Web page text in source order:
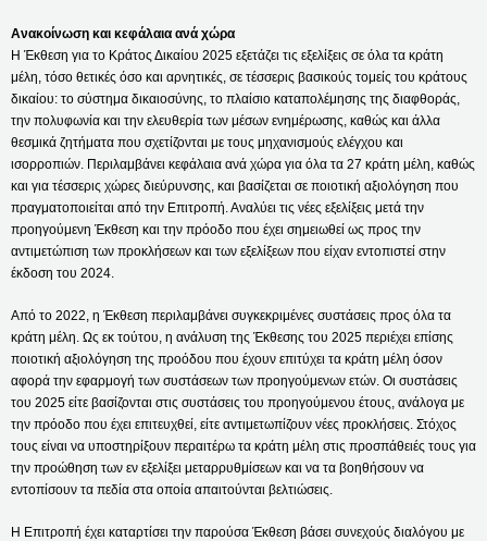
Ανακοίνωση και κεφάλαια ανά χώρα
Η Έκθεση για το Κράτος Δικαίου 2025 εξετάζει τις εξελίξεις σε όλα τα κράτη
μέλη, τόσο θετικές όσο και αρνητικές, σε τέσσερις βασικούς τομείς του κράτους
δικαίου: το σύστημα δικαιοσύνης, το πλαίσιο καταπολέμησης της διαφθοράς,
την πολυφωνία και την ελευθερία των μέσων ενημέρωσης, καθώς και άλλα
θεσμικά ζητήματα που σχετίζονται με τους μηχανισμούς ελέγχου και
ισορροπιών. Περιλαμβάνει κεφάλαια ανά χώρα για όλα τα 27 κράτη μέλη, καθώς
και για τέσσερις χώρες διεύρυνσης, και βασίζεται σε ποιοτική αξιολόγηση που
πραγματοποιείται από την Επιτροπή. Αναλύει τις νέες εξελίξεις μετά την
προηγούμενη Έκθεση και την πρόοδο που έχει σημειωθεί ως προς την
αντιμετώπιση των προκλήσεων και των εξελίξεων που είχαν εντοπιστεί στην
έκδοση του 2024.
Από το 2022, η Έκθεση περιλαμβάνει συγκεκριμένες συστάσεις προς όλα τα
κράτη μέλη. Ως εκ τούτου, η ανάλυση της Έκθεσης του 2025 περιέχει επίσης
ποιοτική αξιολόγηση της προόδου που έχουν επιτύχει τα κράτη μέλη όσον
αφορά την εφαρμογή των συστάσεων των προηγούμενων ετών. Οι συστάσεις
του 2025 είτε βασίζονται στις συστάσεις του προηγούμενου έτους, ανάλογα με
την πρόοδο που έχει επιτευχθεί, είτε αντιμετωπίζουν νέες προκλήσεις. Στόχος
τους είναι να υποστηρίξουν περαιτέρω τα κράτη μέλη στις προσπάθειές τους για
την προώθηση των εν εξελίξει μεταρρυθμίσεων και να τα βοηθήσουν να
εντοπίσουν τα πεδία στα οποία απαιτούνται βελτιώσεις.
Η Επιτροπή έχει καταρτίσει την παρούσα Έκθεση βάσει συνεχούς διαλόγου με